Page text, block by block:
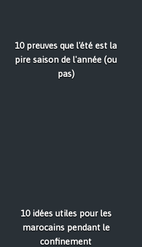
10 preuves que l'été est la
pire saison de l'année (ou
pas)
10 idées utiles pour les
marocains pendant le
confinement